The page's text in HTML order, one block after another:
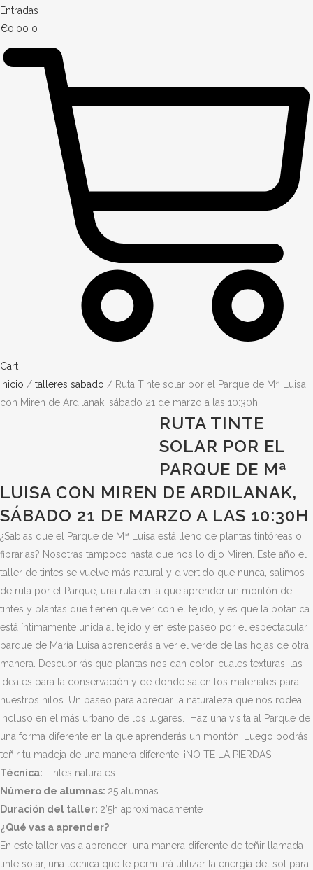
Entradas
€0.00 0
Cart
Inicio / talleres sabado / Ruta Tinte solar por el Parque de Mª Luisa
con Miren de Ardilanak, sábado 21 de marzo a las 10:30h
RUTA TINTE
SOLAR POR EL
PARQUE DE Mª
LUISA CON MIREN DE ARDILANAK,
SÁBADO 21 DE MARZO A LAS 10:30H
¿Sabias que el Parque de Mª Luisa está lleno de plantas tintóreas o
fibrarias? Nosotras tampoco hasta que nos lo dijo Miren. Este año el
taller de tintes se vuelve más natural y divertido que nunca, salimos
de ruta por el Parque, una ruta en la que aprender un montón de
tintes y plantas que tienen que ver con el tejido, y es que la botánica
está íntimamente unida al tejido y en este paseo por el espectacular
parque de María Luisa aprenderás a ver el verde de las hojas de otra
manera. Descubrirás que plantas nos dan color, cuales texturas, las
ideales para la conservación y de donde salen los materiales para
nuestros hilos. Un paseo para apreciar la naturaleza que nos rodea
incluso en el más urbano de los lugares. Haz una visita al Parque de
una forma diferente en la que aprenderás un montón. Luego podrás
teñir tu madeja de una manera diferente. ¡NO TE LA PIERDAS!
Técnica: Tintes naturales
Número de alumnas: 25 alumnas
Duración del taller: 2’5h aproximadamente
¿Qué vas a aprender?
En este taller vas a aprender una manera diferente de teñir llamada
tinte solar, una técnica que te permitirá utilizar la energía del sol para